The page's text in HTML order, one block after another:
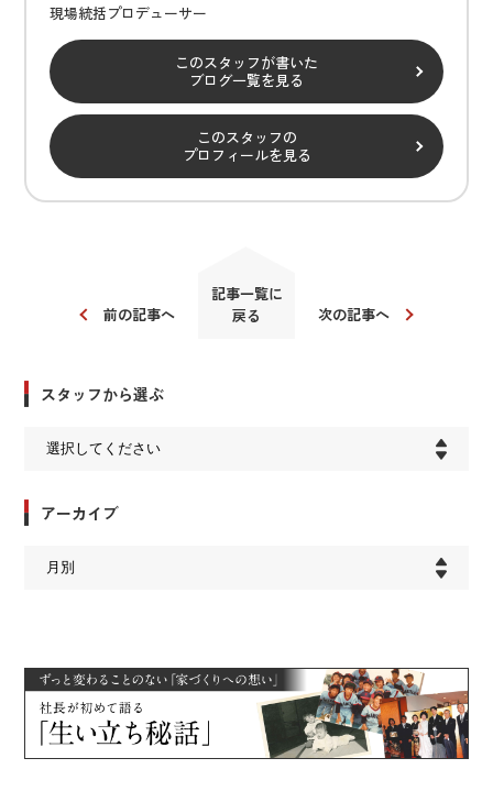
現場統括プロデューサー
このスタッフが書いた
ブログ一覧を見る
このスタッフの
プロフィールを見る
前の記事へ
記事一覧に
戻る
次の記事へ
スタッフから選ぶ
アーカイブ